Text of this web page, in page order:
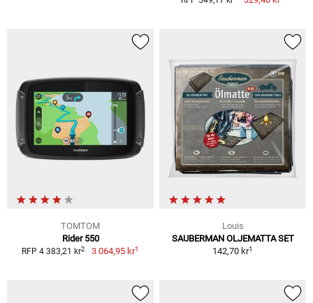
TOMTOM
Rider 550
RFP 4 383,21 kr2 3 064,95 kr1
Louis
SAUBERMAN OLJEMATTA SET
142,70 kr1